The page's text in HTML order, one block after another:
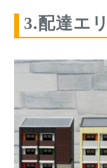
3.配達エ